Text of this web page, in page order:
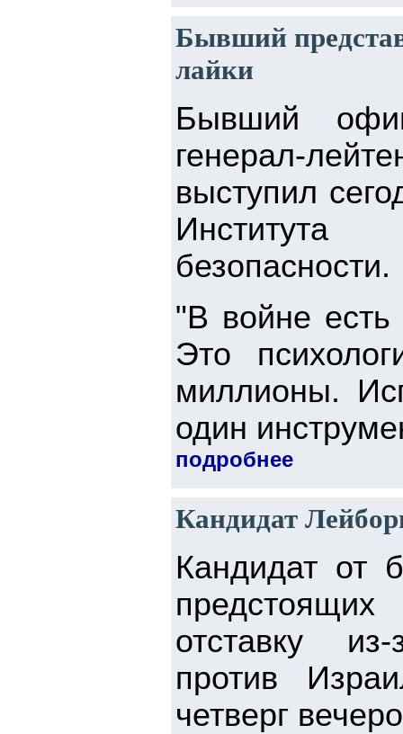
Бывший
лайки
Бывший
генерал-
выступил
Института
безопасности.
"В войне
Это
миллионы.
один
подробнее
Кандидат
Кандидат от
отставку
против
четверг